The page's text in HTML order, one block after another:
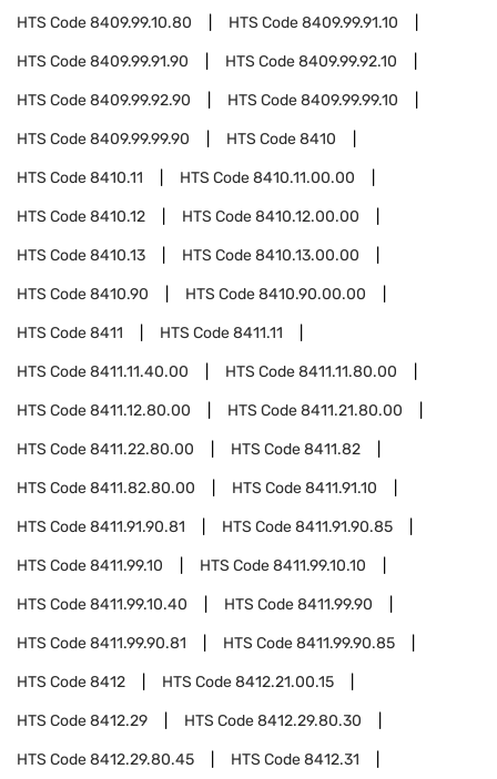
HTS Code8409.99.10.80 HTS Code8409.99.91.10
HTS Code8409.99.91.90 HTS Code8409.99.92.10
HTS Code8409.99.92.90 HTS Code8409.99.99.10
HTS Code8409.99.99.90 HTS Code8410
HTS Code8410.11 HTS Code8410.11.00.00
HTS Code8410.12 HTS Code8410.12.00.00
HTS Code8410.13 HTS Code8410.13.00.00
HTS Code8410.90 HTS Code8410.90.00.00
HTS Code8411 HTS Code8411.11
HTS Code8411.11.40.00 HTS Code8411.11.80.00
HTS Code8411.12.80.00 HTS Code8411.21.80.00
HTS Code8411.22.80.00 HTS Code8411.82
HTS Code8411.82.80.00 HTS Code8411.91.10
HTS Code8411.91.90.81 HTS Code8411.91.90.85
HTS Code8411.99.10 HTS Code8411.99.10.10
HTS Code8411.99.10.40 HTS Code8411.99.90
HTS Code8411.99.90.81 HTS Code8411.99.90.85
HTS Code8412 HTS Code8412.21.00.15
HTS Code8412.29 HTS Code8412.29.80.30
HTS Code8412.29.80.45 HTS Code8412.31